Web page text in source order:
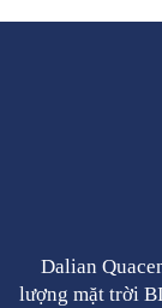
Dalian
lượng mặt trời